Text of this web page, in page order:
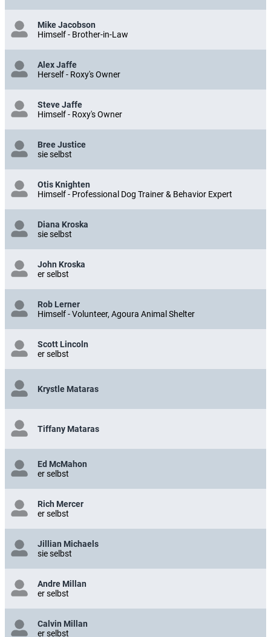
Mike Jacobson
Himself - Brother-in-Law
Alex Jaffe
Herself - Roxy's Owner
Steve Jaffe
Himself - Roxy's Owner
Bree Justice
sie selbst
Otis Knighten
Himself - Professional Dog Trainer & Behavior Expert
Diana Kroska
sie selbst
John Kroska
er selbst
Rob Lerner
Himself - Volunteer, Agoura Animal Shelter
Scott Lincoln
er selbst
Krystle Mataras
Tiffany Mataras
Ed McMahon
er selbst
Rich Mercer
er selbst
Jillian Michaels
sie selbst
Andre Millan
er selbst
Calvin Millan
er selbst